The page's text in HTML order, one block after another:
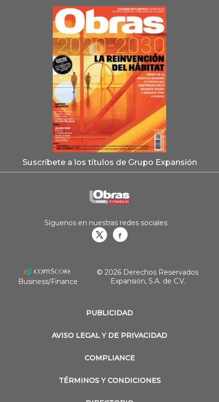
Suscríbete a los títulos de Grupo Expansión
PUBLICIDAD
AVISO LEGAL Y DE PRIVACIDAD
COMPLIANCE
TÉRMINOS Y CONDICIONES
Síguenos en nuestras redes sociales:
Business/Finance
© 2026 Derechos Reservados
Expansión, S.A. de C.V.